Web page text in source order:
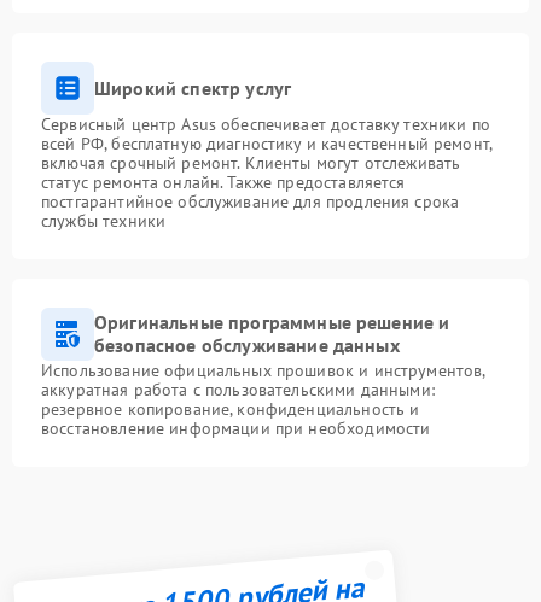
Широкий спектр услуг
Сервисный центр Asus обеспечивает доставку техники по
всей РФ, бесплатную диагностику и качественный ремонт,
включая срочный ремонт. Клиенты могут отслеживать
статус ремонта онлайн. Также предоставляется
постгарантийное обслуживание для продления срока
службы техники
Оригинальные программные решение и
безопасное обслуживание данных
Использование официальных прошивок и инструментов,
аккуратная работа с пользовательскими данными:
резервное копирование, конфиденциальность и
восстановление информации при необходимости